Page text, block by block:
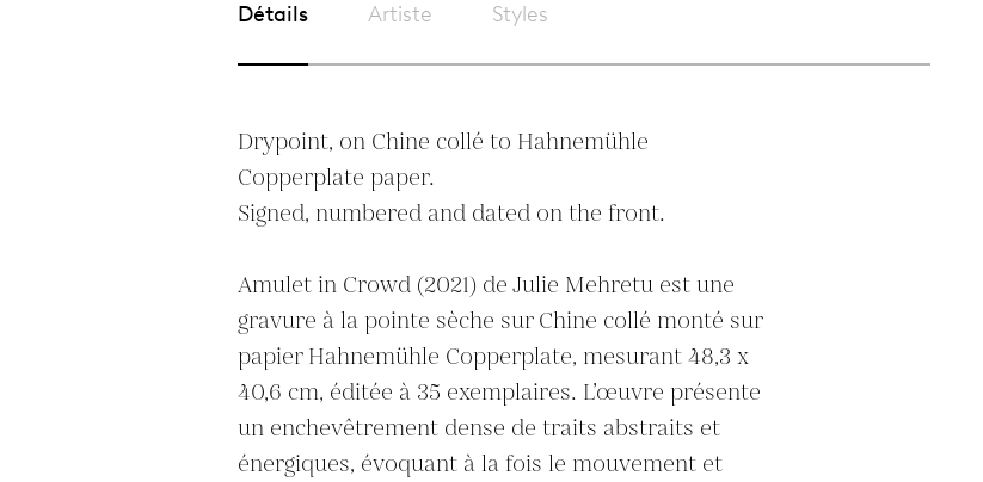
Détails Artiste Styles
Drypoint, on Chine collé to Hahnemühle
Copperplate paper.
Signed, numbered and dated on the front.
Amulet in Crowd (2021) de Julie Mehretu est une
gravure à la pointe sèche sur Chine collé monté sur
papier Hahnemühle Copperplate, mesurant 48,3 x
40,6 cm, éditée à 35 exemplaires. L’œuvre présente
un enchevêtrement dense de traits abstraits et
énergiques, évoquant à la fois le mouvement et